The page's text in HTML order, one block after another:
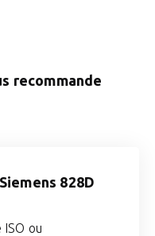
recommande
828D
ou